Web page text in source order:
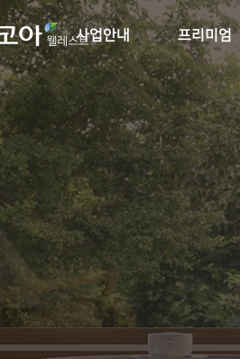
사업안내
사업개요
브랜드소개
오시는길
프리미엄
입지환경
단지설계
단지 및 동호수배
커뮤니티